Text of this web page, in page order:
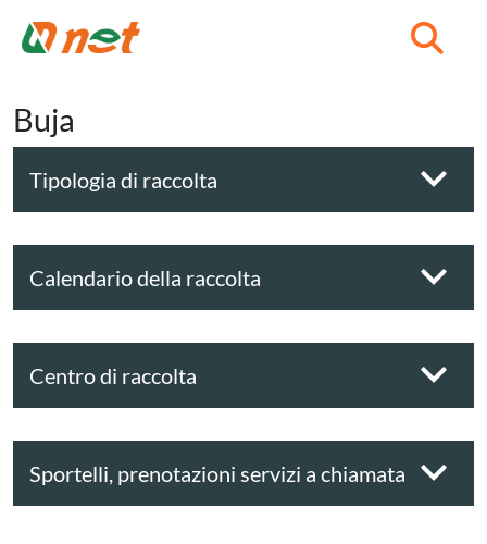
Buja
Tipologia di raccolta
Calendario della raccolta
Centro di raccolta
Sportelli, prenotazioni servizi a chiamata